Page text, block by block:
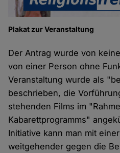
Plakat zur Veranstaltung
Der Antrag wurde von
von einer Person ohne
Veranstaltung wurde als
beschrieben, die
stehenden Films im
Kabarettprogramms"
Initiative kann man mit
weitgehender gegen die